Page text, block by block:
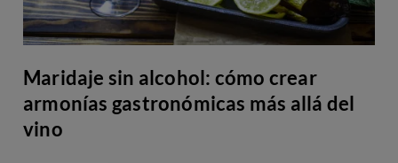
Maridaje sin alcohol: cómo crear
armonías gastronómicas más allá del
vino